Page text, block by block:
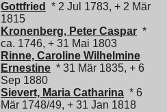
Gottfried
* 2 Jul 1783, + 2 Mär
1815
Kronenberg, Peter Caspar *
ca. 1746, + 31 Mai 1803
Rinne, Caroline Wilhelmine
Ernestine * 31 Mär 1835, + 6
Sep 1880
Sievert, Maria Catharina * 6
Mär 1748/49, + 31 Jan 1818